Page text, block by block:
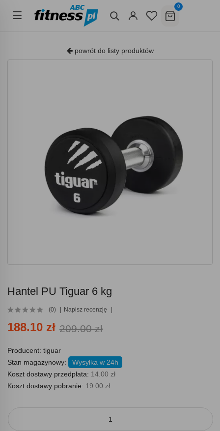
0
powrót do listy produktów
Hantel PU Tiguar 6 kg
(0) Napisz recenzję
188.10 zł 209.00 zł
Producent: tiguar
Stan magazynowy:
Wysyłka w 24h
Koszt dostawy przedpłata: 14.00 zł
Koszt dostawy pobranie: 19.00 zł